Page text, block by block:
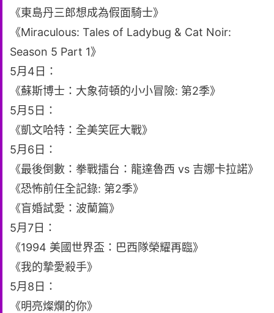
《東島丹三郎想成為假面騎士》
《Miraculous: Tales of Ladybug & Cat Noir:
Season 5 Part 1》
5月4日：
《蘇斯博士：大象荷頓的小小冒險: 第2季》
5月5日：
《凱文哈特：全美笑匠大戰》
5月6日：
《最後倒數：拳戰擂台：龍達魯西 vs 吉娜卡拉諾》
《恐怖前任全記錄: 第2季》
《盲婚試愛：波蘭篇》
5月7日：
《1994 美國世界盃：巴西隊榮耀再臨》
《我的摯愛殺手》
5月8日：
《明亮燦爛的你》